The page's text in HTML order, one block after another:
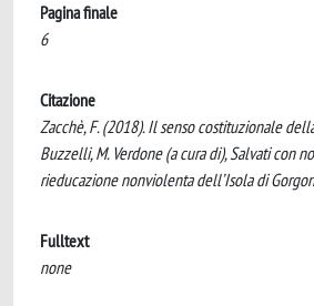
Pagina finale
6
Citazione
Zacchè, F. (2018). Il senso costituzionale
Buzzelli, M. Verdone (a cura di), Salvati con
rieducazione nonviolenta dell’Isola di
Fulltext
none